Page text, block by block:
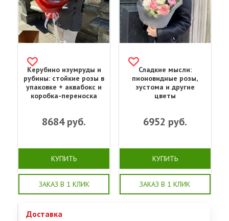
Керубино изумруды и
рубины: стойкие розы в
упаковке + аквабокс и
коробка-переноска
8684руб.
КУПИТЬ
ЗАКАЗ В 1 КЛИК
Сладкие мысли:
пионовидные розы,
эустома и другие
цветы
6952 руб.
КУПИТЬ
ЗАКАЗ В 1 КЛИК
Доставка